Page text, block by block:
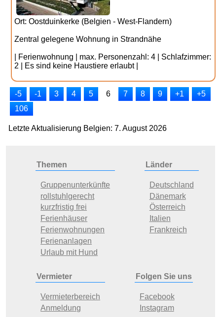
Ort: Oostduinkerke (Belgien - West-Flandern)
Zentral gelegene Wohnung in Strandnähe
| Ferienwohnung | max. Personenzahl: 4 | Schlafzimmer:
2 | Es sind keine Haustiere erlaubt |
-5 -1 3 4 5 6 7 8 9 +1
+5
106
Letzte Aktualisierung Belgien: 7. August 2026
Themen
Gruppenunterkünfte
rollstuhlgerecht
kurzfristig frei
Ferienhäuser
Ferienwohnungen
Ferienanlagen
Urlaub mit Hund
Länder
Deutschland
Dänemark
Österreich
Italien
Frankreich
Vermieter
Vermieterbereich
Anmeldung
Folgen Sie uns
Facebook
Instagram